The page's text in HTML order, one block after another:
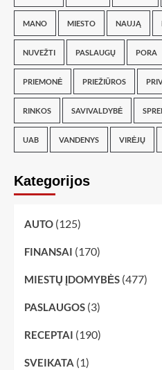
MANO MIESTO NAUJĄ
NUVEŽTI PASLAUGŲ PORA
PRIEMONĖ PRIEŽIŪROS
RINKOS SAVIVALDYBĖ
UAB VANDENYS VIRĖJŲ
Kategorijos
AUTO (125)
FINANSAI (170)
MIESTŲ ĮDOMYBĖS (477)
PASLAUGOS (3)
RECEPTAI (190)
SVEIKATA (1)